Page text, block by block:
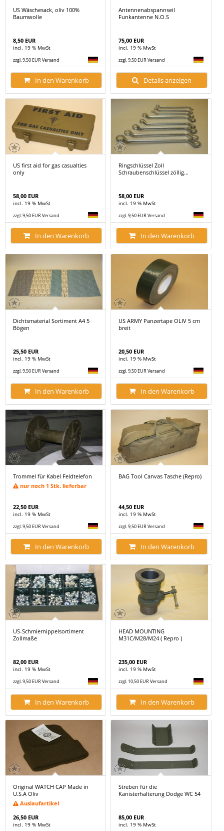
US Wäschesack, oliv 100%
Baumwolle
8,50 EUR
incl. 19 % MwSt
zzgl. 9,50 EUR Versand
In den Warenkorb
Antennenabspannseil
Funkantenne N.O.S
75,00 EUR
incl. 19 % MwSt
zzgl. 9,50 EUR Versand
Details anzeigen
US first aid for gas casualties
only
58,00 EUR
incl. 19 % MwSt
zzgl. 9,50 EUR Versand
In den Warenkorb
Ringschlüssel Zoll
Schraubenschlüssel zöllig...
58,00 EUR
incl. 19 % MwSt
zzgl. 9,50 EUR Versand
In den Warenkorb
Dichtsmaterial Sortiment A4 5
Bögen
25,50 EUR
incl. 19 % MwSt
zzgl. 9,50 EUR Versand
In den Warenkorb
US ARMY Panzertape OLIV 5 cm
breit
20,50 EUR
incl. 19 % MwSt
zzgl. 9,50 EUR Versand
In den Warenkorb
Trommel für Kabel Feldtelefon
nur noch 1 Stk. lieferbar
22,50 EUR
incl. 19 % MwSt
zzgl. 9,50 EUR Versand
In den Warenkorb
BAG Tool Canvas Tasche (Repro)
44,50 EUR
incl. 19 % MwSt
zzgl. 9,50 EUR Versand
In den Warenkorb
US-Schmiernippelsortiment
Zollmaße
82,00 EUR
incl. 19 % MwSt
zzgl. 9,50 EUR Versand
In den Warenkorb
HEAD MOUNTING
M31C/M28/M24 ( Repro )
235,00 EUR
incl. 19 % MwSt
zzgl. 10,50 EUR Versand
In den Warenkorb
Original WATCH CAP Made in
U.S.A Oliv
Auslaufartikel
26,50 EUR
incl. 19 % MwSt
Streben für die
Kanisterhalterung Dodge WC 54
85,00 EUR
incl. 19 % MwSt